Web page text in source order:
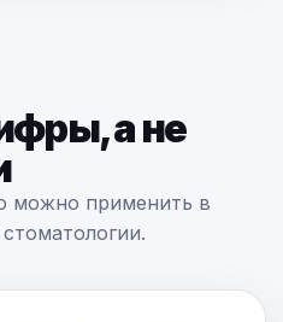
а не
можно применить в